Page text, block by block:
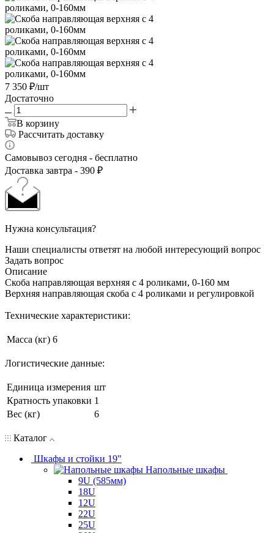
7 350 ₽/шт
Достаточно
В корзину
Рассчитать доставку
Самовывоз сегодня - бесплатно
Доставка завтра - 390 ₽
Нужна консультация?
Наши специалисты ответят на любой интересующий вопрос
Задать вопрос
Описание
Скоба направляющая верхняя с 4 роликами, 0-160 мм
Верхняя направляющая скоба с 4 роликами и регулировкой
Технические характеристики:
Масса (кг) 6
Логистические данные:
Единица измерения шт
Кратность упаковки 1
Вес (кг)
6
Каталог
Шкафы и стойки 19"
Напольные шкафы
9U (585мм)
18U
12U
22U
25U